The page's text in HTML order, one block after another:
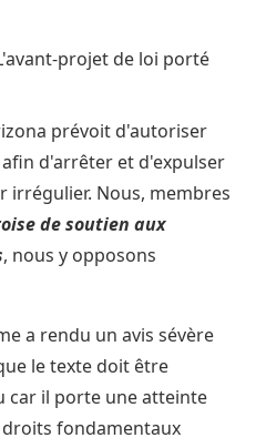
projet de loi porté
prévoit d'autoriser
d'arrêter et d'expulser
irrégulier. Nous, membres
de soutien aux
, nous y opposons
a rendu un avis sévère
le texte doit être
car il porte une atteinte
fondamentaux